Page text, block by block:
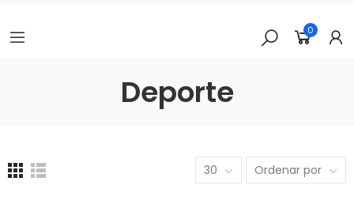
0
Deporte
30 Ordenar por